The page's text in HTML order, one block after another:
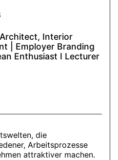
Interior
| Employer Branding
Enthusiast I Lecturer
die
Arbeitsprozesse
attraktiver machen.